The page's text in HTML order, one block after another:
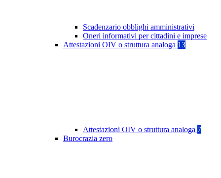
Scadenzario obblighi amministrativi
Oneri informativi per cittadini e imprese
Attestazioni OIV o struttura analoga 13
Attestazioni OIV o struttura analoga 7
Burocrazia zero